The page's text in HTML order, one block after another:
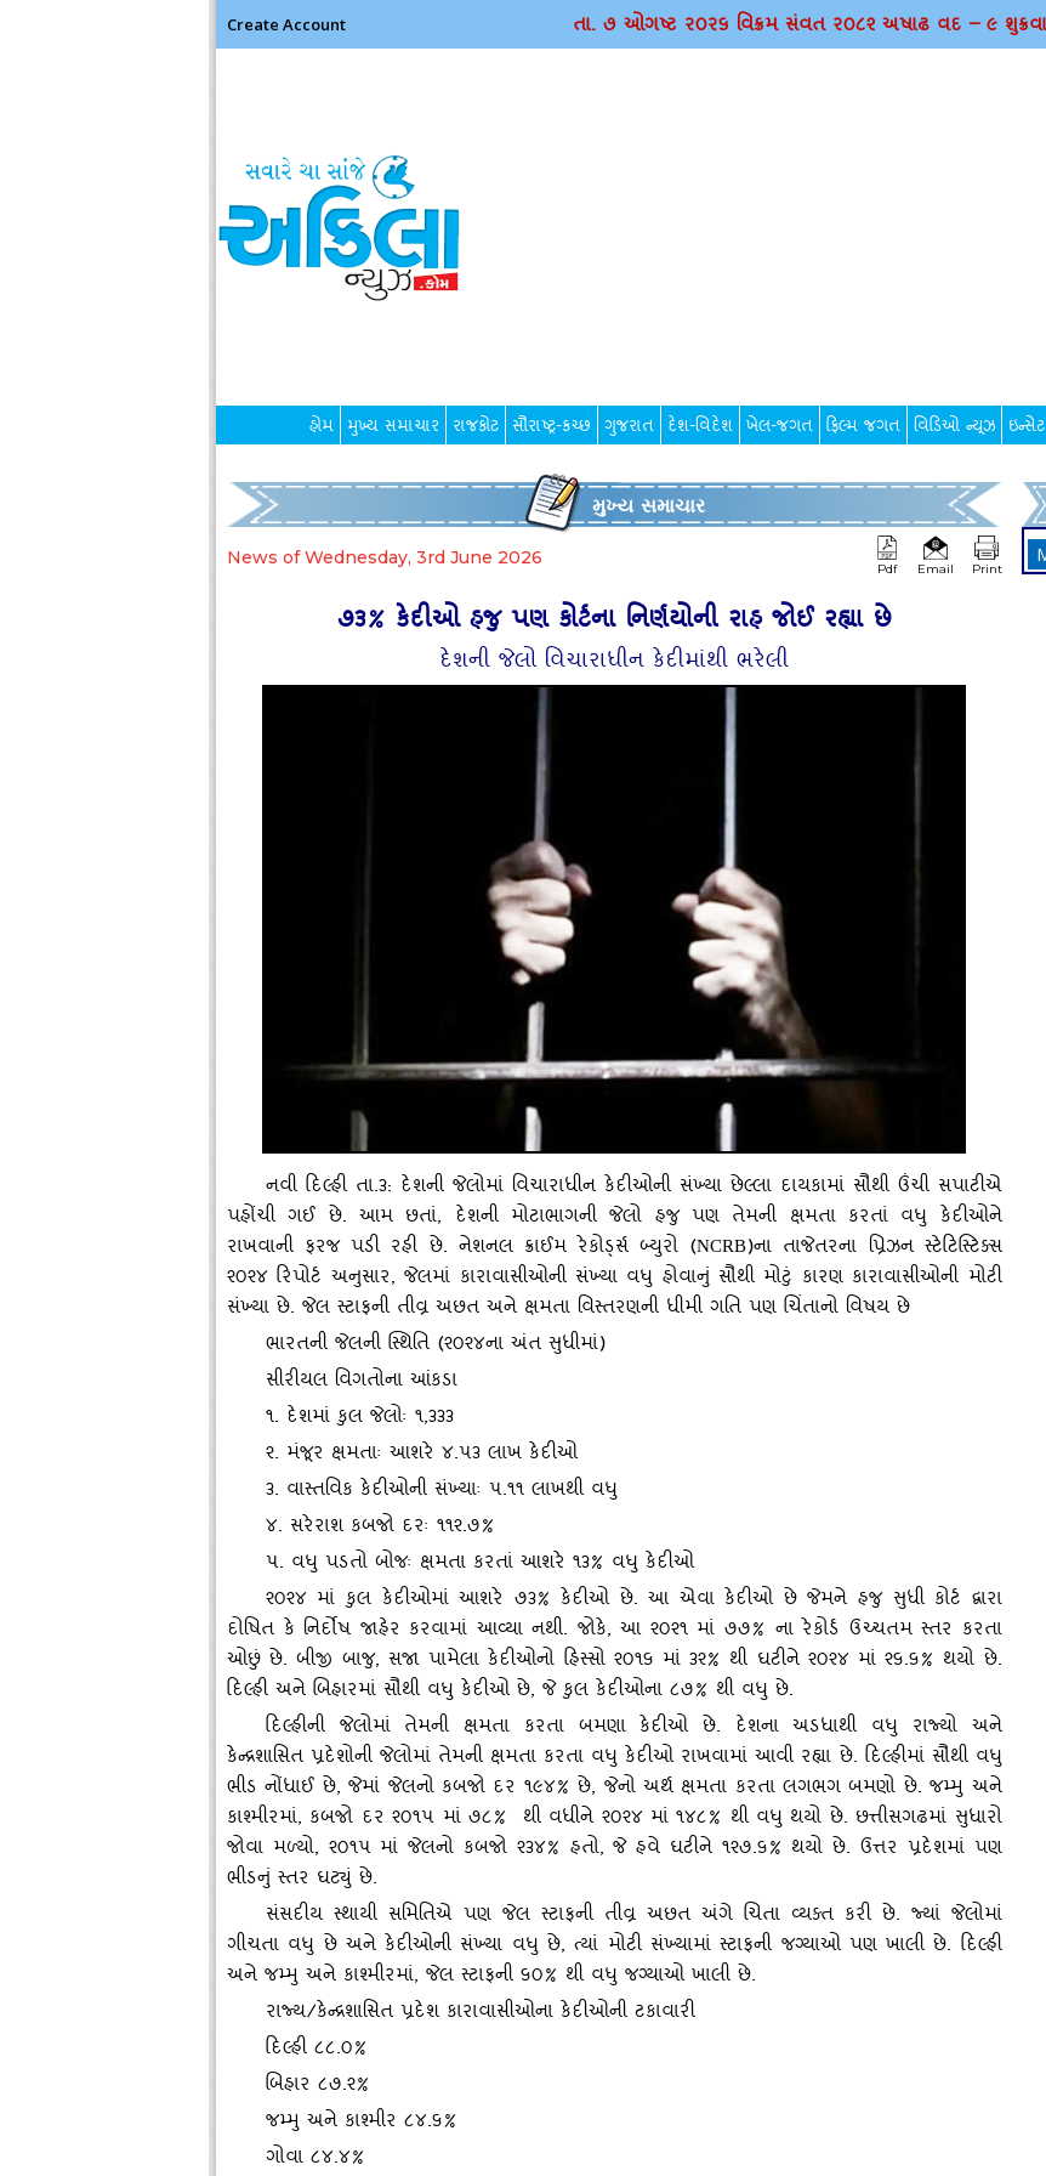
Create Account તા. ૭ ઓગષ્ટ ર૦ર૬ વિક્રમ સંવત ર૦૮૨ અષાઢ વદ – ૯
હોમ મુખ્ય સમાચાર રાજકોટ સૌરાષ્ટ્ર-કચ્છ ગુજરાત દેશ-વિદેશ ખેલ-જગત ફિલ્મ જગત વિડિઓ ન્યૂઝ ઇન્સેટ
મુખ્ય સમાચાર
News of Wednesday, 3rd June 2026
Pdf Email Print
૭૩% કેદીઓ હજુ પણ કોર્ટના નિર્ણયોની રાહ જોઈ રહ્યા છે
દેશની જેલો વિચારાધીન કેદીમાંથી ભરેલી
નવી દિલ્‍હી તા.૩: દેશની જેલોમાં વિચારાધીન કેદીઓની સંખ્‍યા છેલ્‍લા દાયકામાં સૌથી ઉંચી સપાટીએ
પહોંચી ગઈ છે. આમ છતાં, દેશની મોટાભાગની જેલો હજુ પણ તેમની ક્ષમતા કરતાં વધુ કેદીઓને
રાખવાની ફરજ પડી રહી છે. નેશનલ ક્રાઈમ રેકોર્ડ્‍સ બ્‍યુરો (NCRB)ના તાજેતરના પ્રિઝન સ્‍ટેટિસ્‍ટિક્‍સ
૨૦૨૪ રિપોર્ટ અનુસાર, જેલમાં કારાવાસીઓની સંખ્‍યા વધુ હોવાનું સૌથી મોટું કારણ કારાવાસીઓની મોટી
સંખ્‍યા છે. જેલ સ્‍ટાફની તીવ્ર અછત અને ક્ષમતા વિસ્‍તરણની ધીમી ગતિ પણ ચિંતાનો વિષય છે
ભારતની જેલની સ્‍થિતિ (૨૦૨૪ના અંત સુધીમાં)
સીરીયલ વિગતોના આંકડા
૧. દેશમાં કુલ જેલોઃ ૧,૩૩૩
૨. મંજૂર ક્ષમતાઃ આશરે ૪.૫૩ લાખ કેદીઓ
૩. વાસ્‍તવિક કેદીઓની સંખ્‍યાઃ ૫.૧૧ લાખથી વધુ
૪. સરેરાશ કબજો દરઃ ૧૧૨.૭%
૫. વધુ પડતો બોજઃ ક્ષમતા કરતાં આશરે ૧૩% વધુ કેદીઓ
૨૦૨૪ માં કુલ કેદીઓમાં આશરે ૭૩% કેદીઓ છે. આ એવા કેદીઓ છે જેમને હજુ સુધી કોર્ટ દ્વારા
દોષિત કે નિર્દોષ જાહેર કરવામાં આવ્‍યા નથી. જોકે, આ ૨૦૨૧ માં ૭૭% ના રેકોર્ડ ઉચ્‍ચતમ સ્‍તર કરતા
ઓછું છે. બીજી બાજુ, સજા પામેલા કેદીઓનો હિસ્‍સો ૨૦૧૬ માં ૩૨% થી ઘટીને ૨૦૨૪ માં ૨૬.૬% થયો છે.
દિલ્‍હી અને બિહારમાં સૌથી વધુ કેદીઓ છે, જે કુલ કેદીઓના ૮૭% થી વધુ છે.
દિલ્‍હીની જેલોમાં તેમની ક્ષમતા કરતા બમણા કેદીઓ છે. દેશના અડધાથી વધુ રાજ્‍યો અને
કેન્‍દ્રશાસિત પ્રદેશોની જેલોમાં તેમની ક્ષમતા કરતા વધુ કેદીઓ રાખવામાં આવી રહ્યા છે. દિલ્‍હીમાં સૌથી વધુ
ભીડ નોંધાઈ છે, જેમાં જેલનો કબજો દર ૧૯૪% છે, જેનો અર્થ ક્ષમતા કરતા લગભગ બમણો છે. જમ્‍મુ અને
કાશ્‍મીરમાં, કબજો દર ૨૦૧૫ માં ૭૮% થી વધીને ૨૦૨૪ માં ૧૪૮% થી વધુ થયો છે. છત્તીસગઢમાં સુધારો
જોવા મળ્‍યો, ૨૦૧૫ માં જેલનો કબજો ૨૩૪% હતો, જે હવે ઘટીને ૧૨૭.૬% થયો છે. ઉત્તર પ્રદેશમાં પણ
ભીડનું સ્‍તર ઘટ્‍યું છે.
સંસદીય સ્‍થાયી સમિતિએ પણ જેલ સ્‍ટાફની તીવ્ર અછત અંગે ચિતા વ્‍યક્‍ત કરી છે. જ્‍યાં જેલોમાં
ગીચતા વધુ છે અને કેદીઓની સંખ્‍યા વધુ છે, ત્‍યાં મોટી સંખ્‍યામાં સ્‍ટાફની જગ્‍યાઓ પણ ખાલી છે. દિલ્‍હી
અને જમ્‍મુ અને કાશ્‍મીરમાં, જેલ સ્‍ટાફની ૬૦% થી વધુ જગ્‍યાઓ ખાલી છે.
રાજ્‍ય/કેન્‍દ્રશાસિત પ્રદેશ કારાવાસીઓના કેદીઓની ટકાવારી
દિલ્‍હી ૮૮.૦%
બિહાર ૮૭.૨%
જમ્‍મુ અને કાશ્‍મીર ૮૪.૬%
ગોવા ૮૪.૪%